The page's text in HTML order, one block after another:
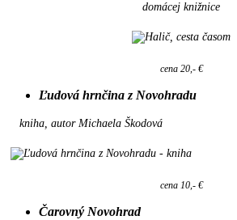
domácej knižnice
cena 20,- €
Ľudová hrnčina z Novohradu
kniha, autor Michaela Škodová
cena 10,- €
Čarovný Novohrad